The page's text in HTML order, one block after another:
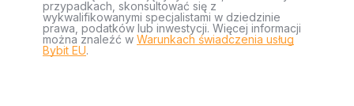
przypadkach, skonsultować się z
wykwalifikowanymi specjalistami w dziedzinie
prawa, podatków lub inwestycji. Więcej informacji
można znaleźć w Warunkach świadczenia usług
Bybit EU.